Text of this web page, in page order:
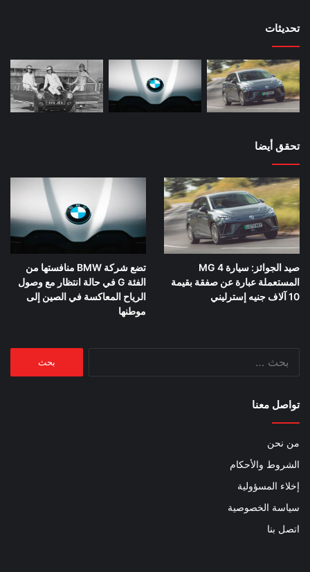
تحديثات
تحقق أيضا
صيد الجوائز: سيارة MG 4
المستعملة عبارة عن صفقة بقيمة
10 آلاف جنيه إسترليني
تضع شركة BMW منافستها من
الفئة G في حالة انتظار مع وصول
الرياح المعاكسة في الصين إلى
موطنها
تواصل معنا
من نحن
الشروط والأحكام
إخلاء المسؤولية
سياسة الخصوصية
اتصل بنا